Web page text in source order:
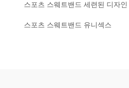
스포츠 스웨트밴드 세련된 디자인
스포츠 스웨트밴드 유니섹스